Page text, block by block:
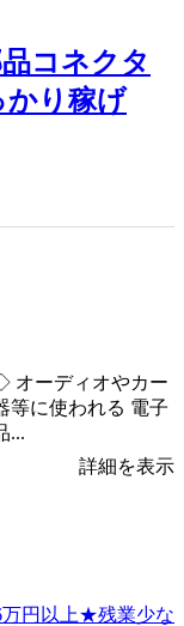
コネクタ
かり稼げ
オーディオやカー
等に使われる 電子
...
詳細を表示